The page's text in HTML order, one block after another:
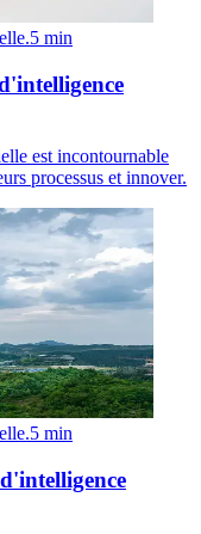
5 min
est incontournable
processus et innover.
5 min